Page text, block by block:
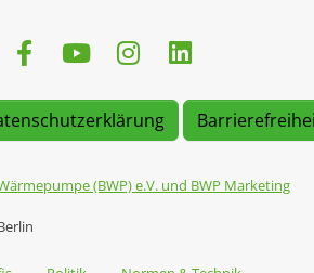
(BWP) e.V. und BWP Marketing